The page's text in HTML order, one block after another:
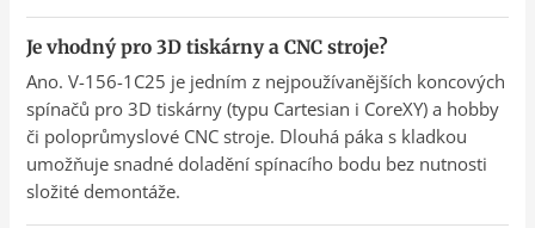
Je vhodný pro 3D tiskárny a CNC stroje?
Ano. V-156-1C25 je jedním z nejpoužívanějších koncových
spínačů pro 3D tiskárny (typu Cartesian i CoreXY) a hobby
či poloprůmyslové CNC stroje. Dlouhá páka s kladkou
umožňuje snadné doladění spínacího bodu bez nutnosti
složité demontáže.